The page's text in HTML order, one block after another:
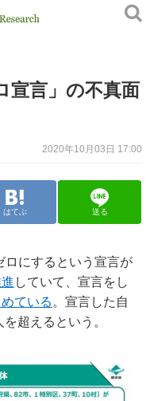
宣言」の不真面
2020年10月03日 17:00
はてぶ 送る
ロにするという宣言が
していて、宣言をし
ている 。宣言した自
超えるという。